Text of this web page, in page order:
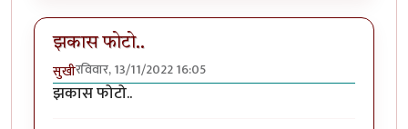
झकास फोटो..
सुखीरविवार, 13/11/2022 16:05
झकास फोटो..